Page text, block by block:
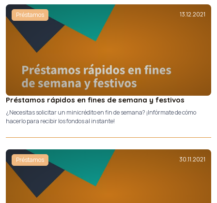
Préstamos 13.12.2021
Préstamos rápidos en fines de semana y festivos
¿Necesitas solicitar un minicrédito en fin de semana? ¡Infórmate de cómo
hacerlo para recibir los fondos al instante!
Préstamos 30.11.2021